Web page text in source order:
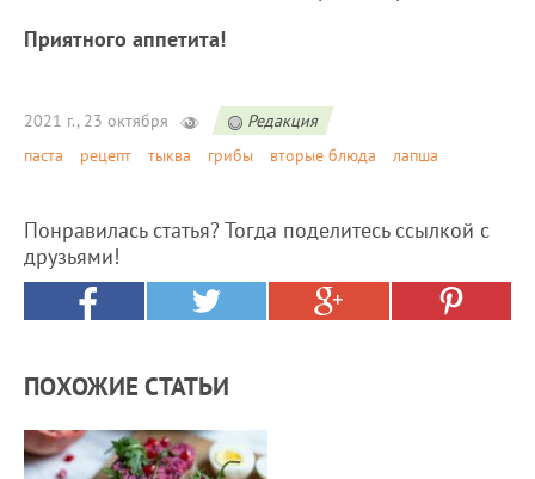
Приятного аппетита!
2021 г., 23 октября
Редакция
паста
рецепт тыква грибы вторые блюда лапша
Понравилась статья? Тогда поделитесь ссылкой с
друзьями!
ПОХОЖИЕ СТАТЬИ